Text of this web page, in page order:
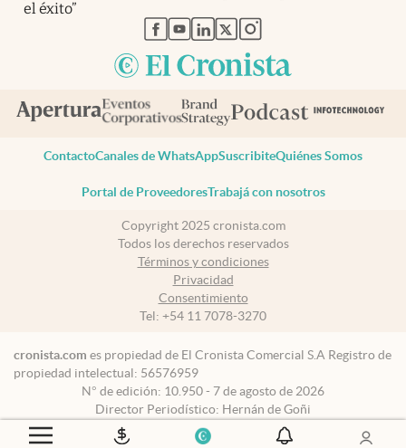
el éxito”
abre en nueva pestaña
abre en nueva pestaña
abre en nueva pestaña
abre en nueva pestaña
abre en nueva pestaña
ContactoCanales de WhatsAppSuscribiteQuiénes Somos
Portal de ProveedoresTrabajá con nosotros
Copyright 2025 cronista.com
Todos los derechos reservados
Términos y condiciones
Privacidad
Consentimiento
Tel: +54 11 7078-3270
cronista.com es propiedad de El Cronista Comercial S.A Registro de
propiedad intelectual: 56576959
N° de edición: 10.950 - 7 de agosto de 2026
Director Periodístico: Hernán de Goñi